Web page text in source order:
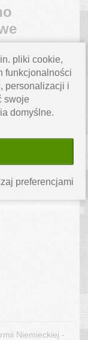
SZT.
Niemieckiej -
pliki cookie,
funkcjonalności
personalizacji i
swoje
domyślne.
preferencjami